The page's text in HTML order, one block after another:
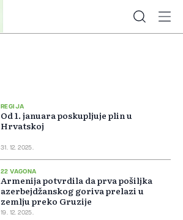
REGIJA
Od 1. januara poskupljuje plin u
Hrvatskoj
31. 12. 2025.
22 VAGONA
Armenija potvrdila da prva pošiljka
azerbejdžanskog goriva prelazi u
zemlju preko Gruzije
19. 12. 2025.